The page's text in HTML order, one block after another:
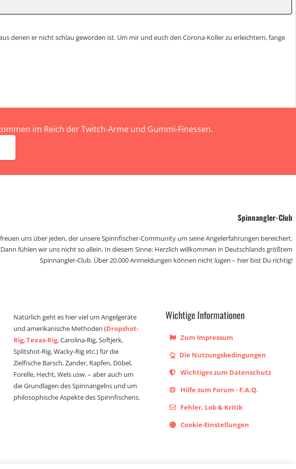
denen er nicht schlau geworden ist. Um mir und euch den Corona-Koller zu erleichtern, fange
im Reich der Twitch-Arme und Gummi-Finessen.
Spinnangler-Club
uns über jeden, der unsere Spinnfischer-Community um seine Angelerfahrungen bereichert.
Dann fühlen wir uns nicht so allein. In diesem Sinne: Herzlich willkommen in Deutschlands größtem
Spinnangler-Club. Über 20.000 Anmeldungen können nicht lügen – hier bist Du richtig!
Natürlich geht es hier viel um Angelgeräte
und amerikanische Methoden (Dropshot-
Rig,Texas-Rig, Carolina-Rig, Softjerk,
Splitshot-Rig, Wacky-Rig etc.) für die
Zielfische Barsch, Zander, Rapfen, Döbel,
Forelle, Hecht, Wels usw. – aber auch um
die Grundlagen des Spinnangelns und um
philosophische Aspekte des Spinnfischens.
Wichtige Informationen
Zum Impressum
Die Nutzungsbedingungen
Wichtiges zum Datenschutz
Hilfe zum Forum - F.A.Q.
Fehler, Lob & Kritik
Cookie-Einstellungen